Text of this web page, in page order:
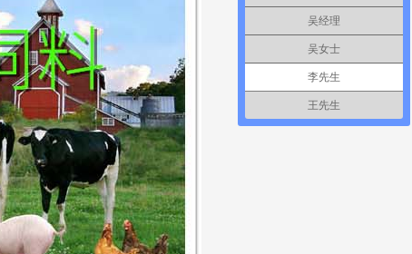
吴经理
吴女士
李先生
王先生